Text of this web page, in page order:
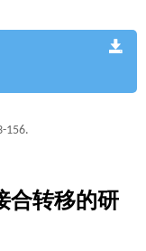
156.
合转移的研